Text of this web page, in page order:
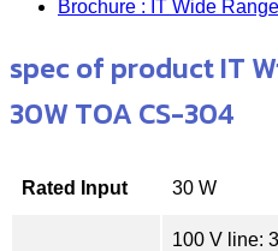
Brochure : IT Wide
spec of product IT
30W TOA CS-304
Rated Input 30 W
100 V line: